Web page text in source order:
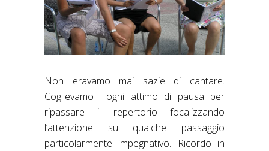
Non eravamo mai sazie di cantare.
Coglievamo ogni attimo di pausa per
ripassare il repertorio focalizzando
l’attenzione su qualche passaggio
particolarmente impegnativo. Ricordo in